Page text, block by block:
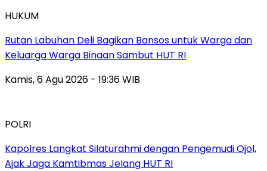
HUKUM
Rutan Labuhan Deli Bagikan Bansos untuk Warga dan
Keluarga Warga Binaan Sambut HUT RI
Kamis, 6 Agu 2026 - 19:36 WIB
POLRI
Kapolres Langkat Silaturahmi dengan Pengemudi Ojol,
Ajak Jaga Kamtibmas Jelang HUT RI